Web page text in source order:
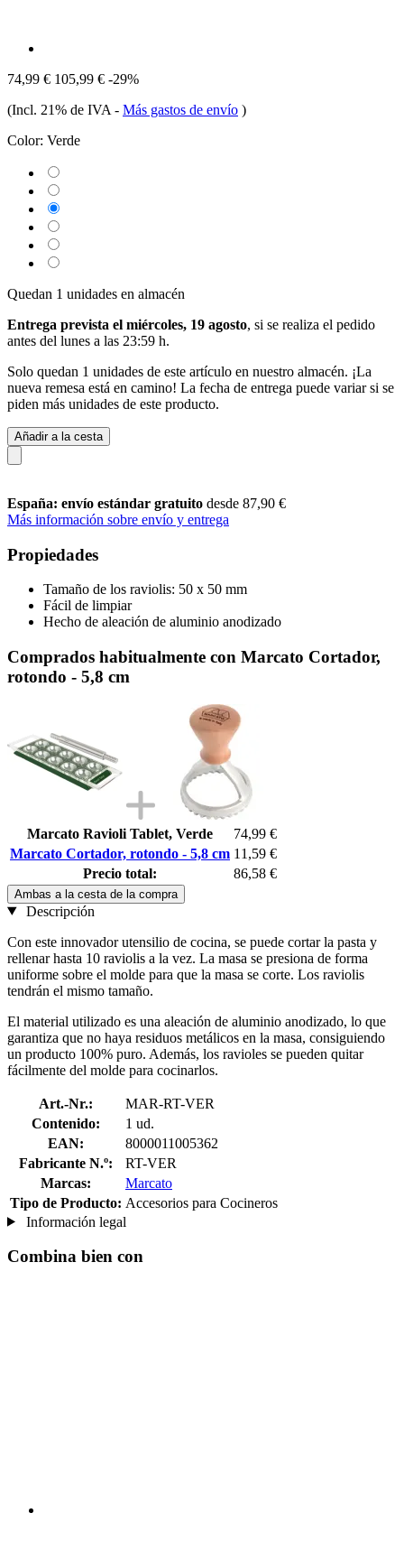
74,99 € 105,99 € -29%
(Incl. 21% de IVA - Más gastos de envío )
Color: Verde
Quedan 1 unidades en almacén
Entrega prevista el miércoles, 19 agosto, si se realiza el pedido
antes del lunes a las 23:59 h.
Solo quedan 1 unidades de este artículo en nuestro almacén. ¡La
nueva remesa está en camino! La fecha de entrega puede variar si se
piden más unidades de este producto.
Añadir a la cesta
España: envío estándar gratuito desde 87,90 €
Más información sobre envío y entrega
Propiedades
Tamaño de los raviolis: 50 x 50 mm
Fácil de limpiar
Hecho de aleación de aluminio anodizado
Comprados habitualmente con Marcato Cortador,
rotondo - 5,8 cm
Marcato Ravioli Tablet, Verde
74,99 €
Marcato Cortador, rotondo - 5,8 cm 11,59 €
Precio total:
86,58 €
Ambas a la cesta de la compra
Descripción
Con este innovador utensilio de cocina, se puede cortar la pasta y
rellenar hasta 10 raviolis a la vez. La masa se presiona de forma
uniforme sobre el molde para que la masa se corte. Los raviolis
tendrán el mismo tamaño.
El material utilizado es una aleación de aluminio anodizado, lo que
garantiza que no haya residuos metálicos en la masa, consiguiendo
un producto 100% puro. Además, los ravioles se pueden quitar
fácilmente del molde para cocinarlos.
Art.-Nr.:
MAR-RT-VER
Contenido:
1 ud.
EAN:
8000011005362
Fabricante N.º:
RT-VER
Marcas:
Marcato
Tipo de Producto: Accesorios para Cocineros
Información legal
Combina bien con